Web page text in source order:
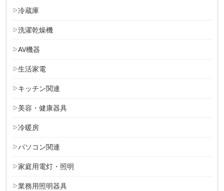
冷蔵庫
洗濯乾燥機
AV機器
生活家電
キッチン関連
美容・健康器具
冷暖房
パソコン関連
家庭用電灯・照明
業務用照明器具